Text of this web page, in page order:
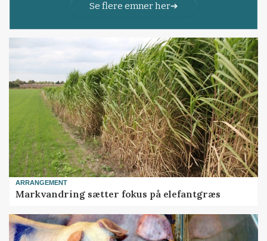
Se flere emner her
ARRANGEMENT
Markvandring sætter fokus på elefantgræs